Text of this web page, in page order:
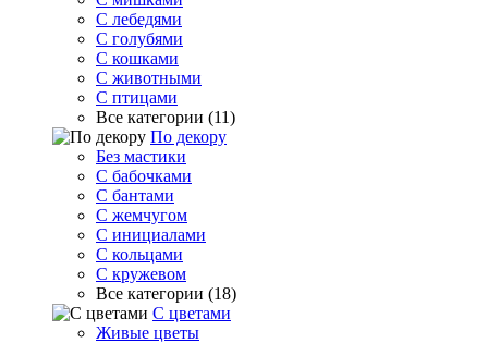
С лебедями
С голубями
С кошками
С животными
С птицами
Все категории (11)
По декору
Без мастики
С бабочками
С бантами
С жемчугом
С инициалами
С кольцами
С кружевом
Все категории (18)
С цветами
Живые цветы